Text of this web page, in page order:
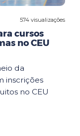
574 visualizações
cursos
no CEU
da
inscrições
no CEU